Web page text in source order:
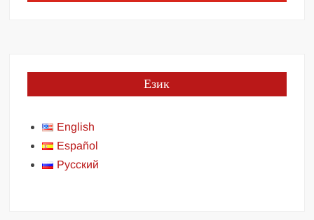
Език
English
Español
Русский